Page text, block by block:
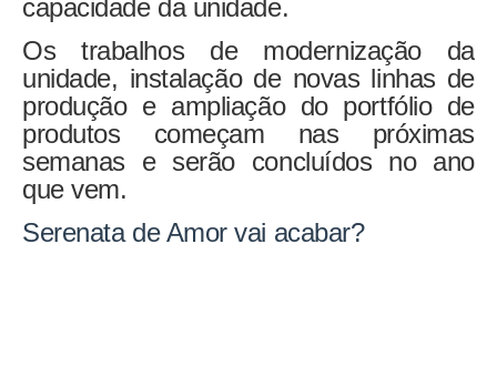
capacidade da unidade.
Os trabalhos de modernização da
unidade, instalação de novas linhas de
produção e ampliação do portfólio de
produtos começam nas próximas
semanas e serão concluídos no ano
que vem.
Serenata de Amor vai acabar?